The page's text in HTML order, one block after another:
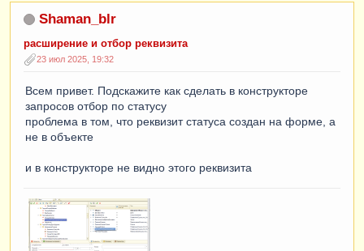
Shaman_blr
расширение и отбор реквизита
23 июл 2025, 19:32
Всем привет. Подскажите как сделать в конструкторе
запросов отбор по статусу
проблема в том, что реквизит статуса создан на форме, а
не в объекте
и в конструкторе не видно этого реквизита